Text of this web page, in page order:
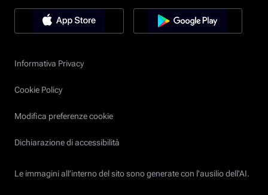
Informativa Privacy
Cookie Policy
Modifica preferenze cookie
Dichiarazione di accessibilità
Le immagini all’interno del sito sono generate con l'ausilio dell'AI.